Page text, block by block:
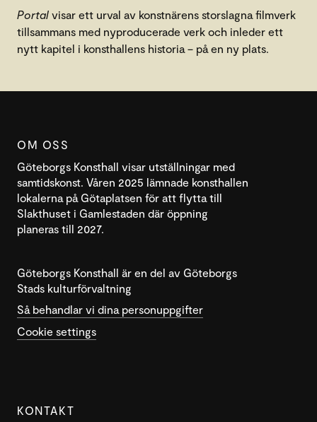
Portal visar ett urval av konstnärens storslagna filmverk
tillsammans med nyproducerade verk och inleder ett
nytt kapitel i konsthallens historia – på en ny plats.
OM OSS
Göteborgs Konsthall visar utställningar med
samtidskonst. Våren 2025 lämnade konsthallen
lokalerna på Götaplatsen för att flytta till
Slakthuset i Gamlestaden där öppning
planeras till 2027.
Göteborgs Konsthall är en del av Göteborgs
Stads kulturförvaltning
Så behandlar vi dina personuppgifter
Cookie settings
KONTAKT